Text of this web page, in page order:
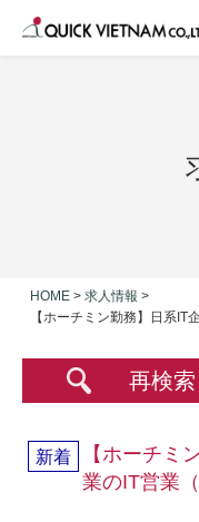
HOME > 求人情報 >
【ホーチミン勤務】日系IT
再検索
新着
【ホーチミ
業のIT営業